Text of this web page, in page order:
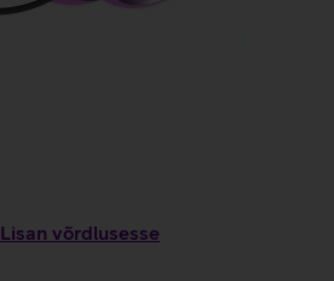
Lisan võrdlusesse